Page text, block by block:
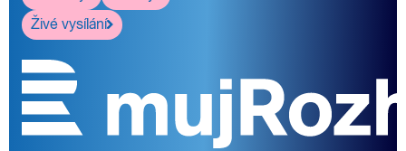
Živé vysílání